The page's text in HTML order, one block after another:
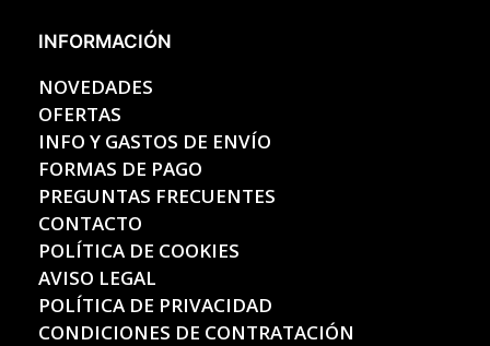
INFORMACIÓN
NOVEDADES
OFERTAS
INFO Y GASTOS DE ENVÍO
FORMAS DE PAGO
PREGUNTAS FRECUENTES
CONTACTO
POLÍTICA DE COOKIES
AVISO LEGAL
POLÍTICA DE PRIVACIDAD
CONDICIONES DE CONTRATACIÓN